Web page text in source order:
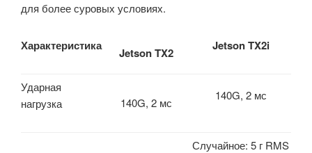
для более суровых условиях.
Характеристика Jetson TX2 Jetson TX2i
Ударная
нагрузка
140G, 2 мс
140G, 2 мс
Случайное: 5 г RMS